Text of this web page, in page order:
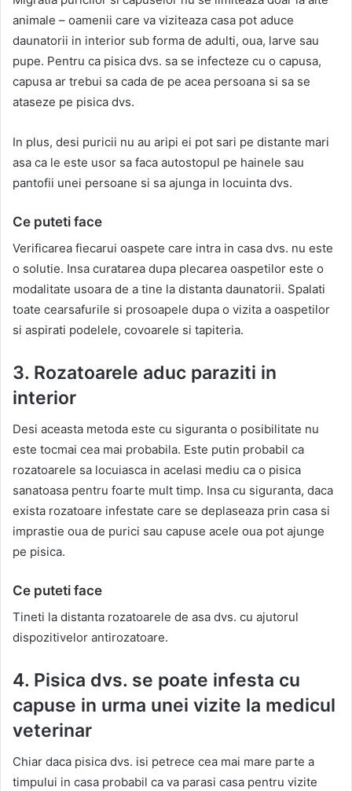
animale – oamenii care va viziteaza casa pot aduce
daunatorii in interior sub forma de adulti, oua, larve sau
pupe. Pentru ca pisica dvs. sa se infecteze cu o capusa,
capusa ar trebui sa cada de pe acea persoana si sa se
ataseze pe pisica dvs.
In plus, desi puricii nu au aripi ei pot sari pe distante mari
asa ca le este usor sa faca autostopul pe hainele sau
pantofii unei persoane si sa ajunga in locuinta dvs.
Ce puteti face
Verificarea fiecarui oaspete care intra in casa dvs. nu este
o solutie. Insa curatarea dupa plecarea oaspetilor este o
modalitate usoara de a tine la distanta daunatorii. Spalati
toate cearsafurile si prosoapele dupa o vizita a oaspetilor
si aspirati podelele, covoarele si tapiteria.
3. Rozatoarele aduc paraziti in
interior
Desi aceasta metoda este cu siguranta o posibilitate nu
este tocmai cea mai probabila. Este putin probabil ca
rozatoarele sa locuiasca in acelasi mediu ca o pisica
sanatoasa pentru foarte mult timp. Insa cu siguranta, daca
exista rozatoare infestate care se deplaseaza prin casa si
imprastie oua de purici sau capuse acele oua pot ajunge
pe pisica.
Ce puteti face
Tineti la distanta rozatoarele de asa dvs. cu ajutorul
dispozitivelor antirozatoare.
4. Pisica dvs. se poate infesta cu
capuse in urma unei vizite la medicul
veterinar
Chiar daca pisica dvs. isi petrece cea mai mare parte a
timpului in casa probabil ca va parasi casa pentru vizite